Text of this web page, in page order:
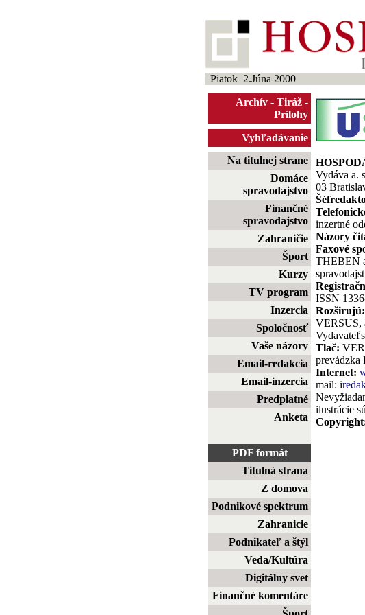
Piatok 2.Júna 2000
Archív - Tiráž -
Prílohy
Vyhľadávanie
Na titulnej strane
Domáce
spravodajstvo
Finančné
spravodajstvo
Zahraničie
Šport
Kurzy
TV program
Inzercia
Spoločnosť
Vaše názory
Email-redakcia
Email-inzercia
Predplatné
Anketa
PDF formát
Titulná strana
Z domova
Podnikové spektrum
Zahranicie
Podnikateľ a štýl
Veda/Kultúra
Digitálny svet
Finančné komentáre
Vydáva a.
03
inzertné
Názory
Faxové
THEBEN
ISSN
Rozširujú:
VERSUS,
Tlač:
prevádzka
Internet:
mail: i
ilustrácie